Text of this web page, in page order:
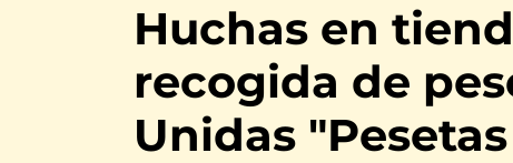
Huchas en
recogida de
Unidas